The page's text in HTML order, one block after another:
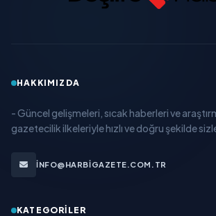
HAKKIMIZDA
- Güncel gelişmeleri, sıcak haberleri ve
gazetecilik ilkeleriyle hızlı ve doğru şekilde
INFO@HARBIGAZETE.COM.TR
KATEGORILER